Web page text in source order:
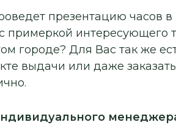
презентацию часов
примеркой интересующего
городе? Для Вас так же
выдачи или даже